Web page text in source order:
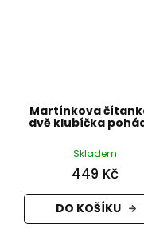
Martínkova
dvě klubíčka
Skladem
449 Kč
DO KOŠÍKU